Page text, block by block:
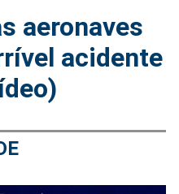
aeronaves
acidente